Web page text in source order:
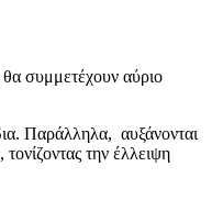
συμμετέχουν αύριο
Παράλληλα, αυξάνονται
την έλλειψη